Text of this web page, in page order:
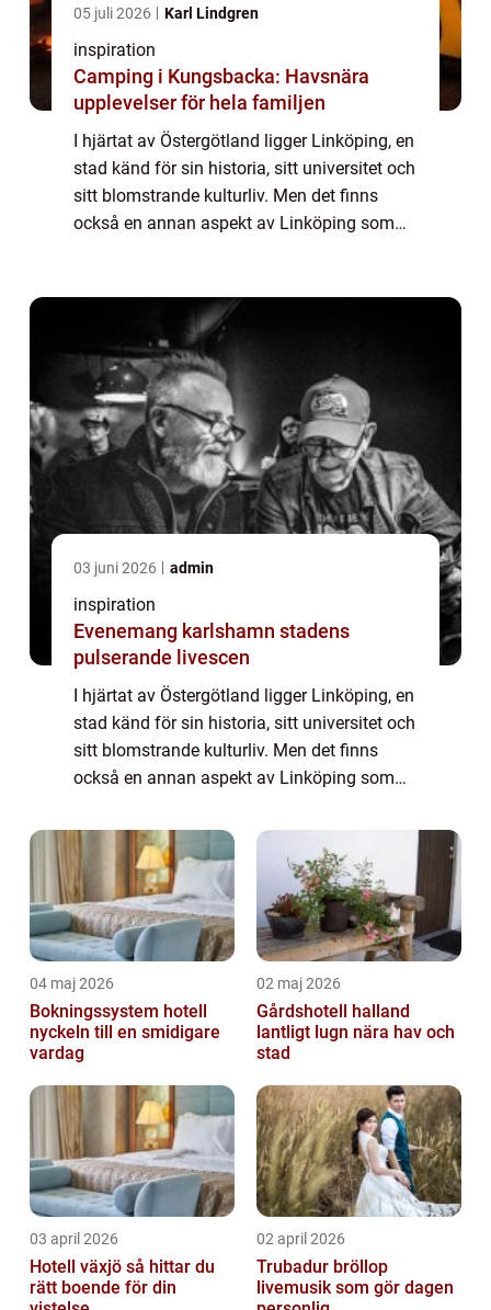
05 juli 2026 Karl Lindgren
inspiration
Camping i Kungsbacka: Havsnära
upplevelser för hela familjen
I hjärtat av Östergötland ligger Linköping, en
stad känd för sin historia, sitt universitet och
sitt blomstrande kulturliv. Men det finns
också en annan aspekt av Linköping som
03 juni 2026 admin
inspiration
Evenemang karlshamn stadens
pulserande livescen
I hjärtat av Östergötland ligger Linköping, en
stad känd för sin historia, sitt universitet och
sitt blomstrande kulturliv. Men det finns
också en annan aspekt av Linköping som
04 maj 2026
Bokningssystem hotell
nyckeln till en smidigare
vardag
02 maj 2026
Gårdshotell halland
lantligt lugn nära hav och
stad
03 april 2026
Hotell växjö så hittar du
rätt boende för din
02 april 2026
Trubadur bröllop
livemusik som gör dagen